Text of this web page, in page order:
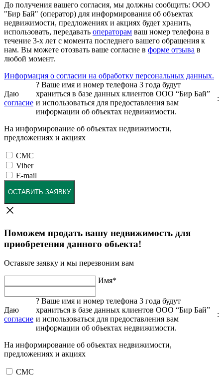
До получения вашего согласия, мы должны сообщить: ООО
"Бир Бай" (оператор) для информирования об объектах
недвижимости, предложениях и акциях будет хранить,
использовать, передавать операторам ваш номер телефона в
течение 3-х лет с момента последнего вашего обращения к
нам. Вы можете отозвать ваше согласие в форме отзыва в
любой момент.
Информация о согласии на обработку персональных данных.
Даю
согласие
? Ваше имя и номер телефона 3 года будут
храниться в базе данных клиентов ООО “Бир Бай”
и использоваться для предоставления вам
информации об объектах недвижимости.
:
На информирование об объектах недвижимости,
предложениях и акциях
СМС
Viber
E-mail
ОСТАВИТЬ ЗАЯВКУ
Поможем продать вашу недвижимость для
приобретения данного обьекта!
Оставьте заявку и мы перезвоним вам
Имя*
Даю
согласие
? Ваше имя и номер телефона 3 года будут
храниться в базе данных клиентов ООО “Бир Бай”
и использоваться для предоставления вам
информации об объектах недвижимости.
:
На информирование об объектах недвижимости,
предложениях и акциях
СМС